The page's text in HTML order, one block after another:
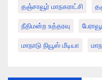
தஞ்சாவூர் மாநகராட்சி
நீதிமன்ற உத்தரவு
மாநாடு நியூஸ் மீடியா